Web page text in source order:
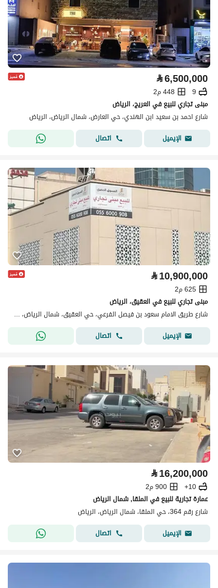
⃁6,500,000
9
448 م2
مبنى تجاري للبيع في العريج، الرياض
شارع احمد بن سعيد ابن الهندي، حي العارض، شمال الرياض، الرياض
الإيميل
اتصال
⃁10,900,000
625 م2
مبنى تجاري للبيع في العقيق، الرياض
شارع طريق الامام سعود بن فيصل الفرعي، حي العقيق، شمال الرياض، الرياض
الإيميل
اتصال
⃁16,200,000
10+
900 م2
عمارة تجارية للبيع في الملقا, شمال الرياض
شارع رقم 364، حي الملقا، شمال الرياض، الرياض
الإيميل
اتصال